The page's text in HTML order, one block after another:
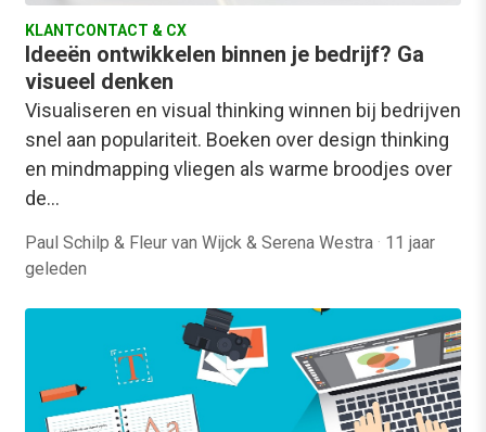
KLANTCONTACT & CX
Ideeën ontwikkelen binnen je bedrijf? Ga
visueel denken
Visualiseren en visual thinking winnen bij bedrijven
snel aan populariteit. Boeken over design thinking
en mindmapping vliegen als warme broodjes over
de…
Paul Schilp & Fleur van Wijck & Serena Westra · 11 jaar
geleden